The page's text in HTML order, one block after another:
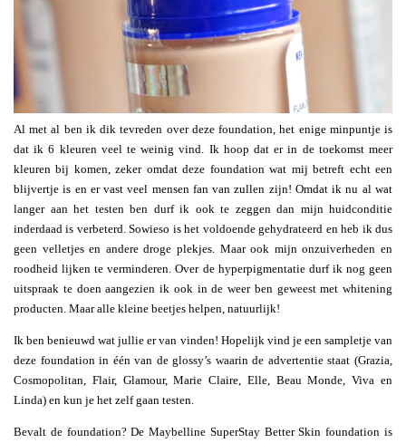
Al met al ben ik dik tevreden over deze foundation, het enige minpuntje is
dat ik 6 kleuren veel te weinig vind. Ik hoop dat er in de toekomst meer
kleuren bij komen, zeker omdat deze foundation wat mij betreft echt een
blijvertje is en er vast veel mensen fan van zullen zijn! Omdat ik nu al wat
langer aan het testen ben durf ik ook te zeggen dan mijn huidconditie
inderdaad is verbeterd. Sowieso is het voldoende gehydrateerd en heb ik dus
geen velletjes en andere droge plekjes. Maar ook mijn onzuiverheden en
roodheid lijken te verminderen. Over de hyperpigmentatie durf ik nog geen
uitspraak te doen aangezien ik ook in de weer ben geweest met whitening
producten. Maar alle kleine beetjes helpen, natuurlijk!
Ik ben benieuwd wat jullie er van vinden! Hopelijk vind je een sampletje van
deze foundation in één van de glossy’s waarin de advertentie staat (Grazia,
Cosmopolitan, Flair, Glamour, Marie Claire, Elle, Beau Monde, Viva en
Linda) en kun je het zelf gaan testen.
Bevalt de foundation? De Maybelline SuperStay Better Skin foundation is